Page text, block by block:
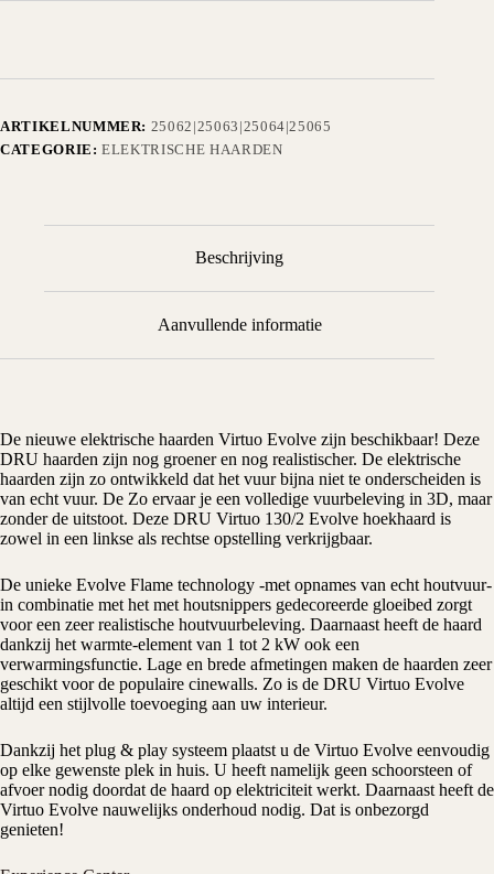
ARTIKELNUMMER: 25062|25063|25064|25065
CATEGORIE:ELEKTRISCHE HAARDEN
Beschrijving
Aanvullende informatie
De nieuwe elektrische haarden Virtuo Evolve zijn beschikbaar! Deze
DRU haarden zijn nog groener en nog realistischer. De elektrische
haarden zijn zo ontwikkeld dat het vuur bijna niet te onderscheiden is
van echt vuur. De Zo ervaar je een volledige vuurbeleving in 3D, maar
zonder de uitstoot. Deze DRU Virtuo 130/2 Evolve hoekhaard is
zowel in een linkse als rechtse opstelling verkrijgbaar.
De unieke Evolve Flame technology -met opnames van echt houtvuur-
in combinatie met het met houtsnippers gedecoreerde gloeibed zorgt
voor een zeer realistische houtvuurbeleving. Daarnaast heeft de haard
dankzij het warmte-element van 1 tot 2 kW ook een
verwarmingsfunctie. Lage en brede afmetingen maken de haarden zeer
geschikt voor de populaire cinewalls. Zo is de DRU Virtuo Evolve
altijd een stijlvolle toevoeging aan uw interieur.
Dankzij het plug & play systeem plaatst u de Virtuo Evolve eenvoudig
op elke gewenste plek in huis. U heeft namelijk geen schoorsteen of
afvoer nodig doordat de haard op elektriciteit werkt. Daarnaast heeft de
Virtuo Evolve nauwelijks onderhoud nodig. Dat is onbezorgd
genieten!